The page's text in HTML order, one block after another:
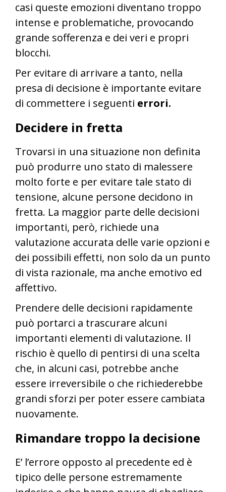
casi queste emozioni diventano troppo
intense e problematiche, provocando
grande sofferenza e dei veri e propri
blocchi.
Per evitare di arrivare a tanto, nella
presa di decisione è importante evitare
di commettere i seguenti errori.
Decidere in fretta
Trovarsi in una situazione non definita
può produrre uno stato di malessere
molto forte e per evitare tale stato di
tensione, alcune persone decidono in
fretta. La maggior parte delle decisioni
importanti, però, richiede una
valutazione accurata delle varie opzioni e
dei possibili effetti, non solo da un punto
di vista razionale, ma anche emotivo ed
affettivo.
Prendere delle decisioni rapidamente
può portarci a trascurare alcuni
importanti elementi di valutazione. Il
rischio è quello di pentirsi di una scelta
che, in alcuni casi, potrebbe anche
essere irreversibile o che richiederebbe
grandi sforzi per poter essere cambiata
nuovamente.
Rimandare troppo la decisione
E’ l’errore opposto al precedente ed è
tipico delle persone estremamente